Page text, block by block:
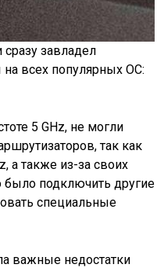
завладел
всех популярных ОС:
5 GHz, не могли
так как
а также из-за своих
подключить другие
специальные
важные недостатки